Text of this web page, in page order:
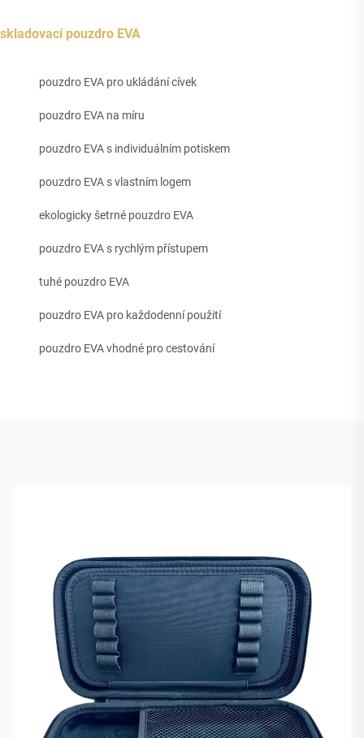
skladovací pouzdro EVA
pouzdro EVA pro ukládání cívek
pouzdro EVA na míru
pouzdro EVA s individuálním potiskem
pouzdro EVA s vlastním logem
ekologicky šetrné pouzdro EVA
pouzdro EVA s rychlým přístupem
tuhé pouzdro EVA
pouzdro EVA pro každodenní použití
pouzdro EVA vhodné pro cestování